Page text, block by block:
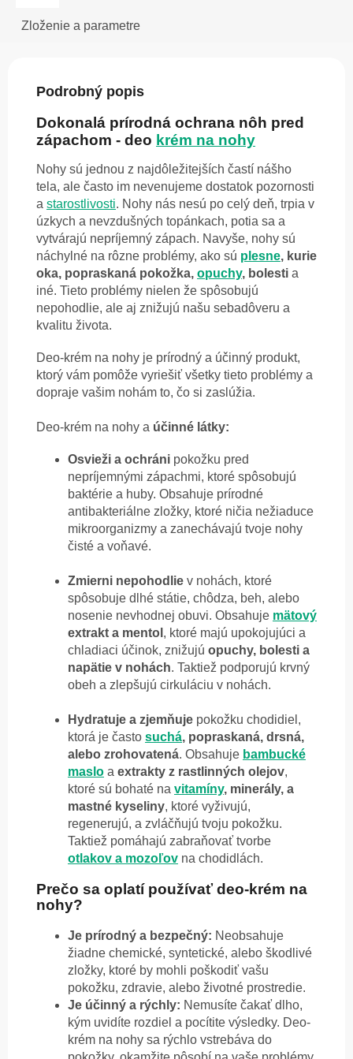
Zloženie a parametre
Podrobný popis
Dokonalá prírodná ochrana nôh pred
zápachom - deo krém na nohy
Nohy sú jednou z najdôležitejších častí nášho
tela, ale často im nevenujeme dostatok pozornosti
a starostlivosti. Nohy nás nesú po celý deň, trpia v
úzkych a nevzdušných topánkach, potia sa a
vytvárajú nepríjemný zápach. Navyše, nohy sú
náchylné na rôzne problémy, ako sú plesne, kurie
oka, popraskaná pokožka, opuchy, bolesti a
iné. Tieto problémy nielen že spôsobujú
nepohodlie, ale aj znižujú našu sebadôveru a
kvalitu života.
Deo-krém na nohy je prírodný a účinný produkt,
ktorý vám pomôže vyriešiť všetky tieto problémy a
dopraje vašim nohám to, čo si zaslúžia.
Deo-krém na nohy a účinné látky:
Osvieži a ochráni pokožku pred
nepríjemnými zápachmi, ktoré spôsobujú
baktérie a huby. Obsahuje prírodné
antibakteriálne zložky, ktoré ničia nežiaduce
mikroorganizmy a zanechávajú tvoje nohy
čisté a voňavé.
Zmierni nepohodlie v nohách, ktoré
spôsobuje dlhé státie, chôdza, beh, alebo
nosenie nevhodnej obuvi. Obsahuje mätový
extrakt a mentol , ktoré majú upokojujúci a
chladiaci účinok, znižujú opuchy, bolesti a
napätie v nohách. Taktiež podporujú krvný
obeh a zlepšujú cirkuláciu v nohách.
Hydratuje a zjemňuje pokožku chodidiel,
ktorá je často suchá, popraskaná, drsná,
alebo zrohovatená. Obsahuje bambucké
maslo a extrakty z rastlinných olejov,
ktoré sú bohaté na vitamíny, minerály, a
mastné kyseliny, ktoré vyživujú,
regenerujú, a zvláčňujú tvoju pokožku.
Taktiež pomáhajú zabraňovať tvorbe
otlakov a mozoľov na chodidlách.
Prečo sa oplatí používať deo-krém na
nohy?
Je prírodný a bezpečný: Neobsahuje
žiadne chemické, syntetické, alebo škodlivé
zložky, ktoré by mohli poškodiť vašu
pokožku, zdravie, alebo životné prostredie.
Je účinný a rýchly: Nemusíte čakať dlho,
kým uvidíte rozdiel a pocítite výsledky. Deo-
krém na nohy sa rýchlo vstrebáva do